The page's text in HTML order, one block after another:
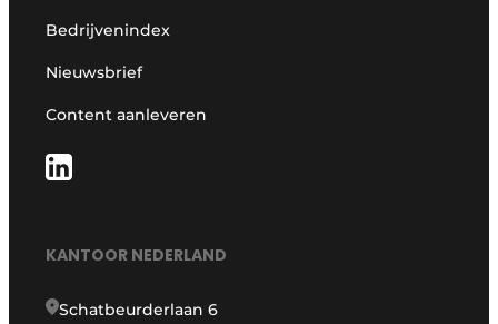
Bedrijvenindex
Nieuwsbrief
Content aanleveren
KANTOOR NEDERLAND
Schatbeurderlaan 6